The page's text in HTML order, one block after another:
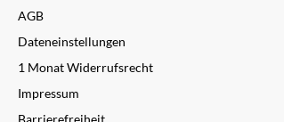
AGB
Dateneinstellungen
1 Monat Widerrufsrecht
Impressum
Barrierefreiheit